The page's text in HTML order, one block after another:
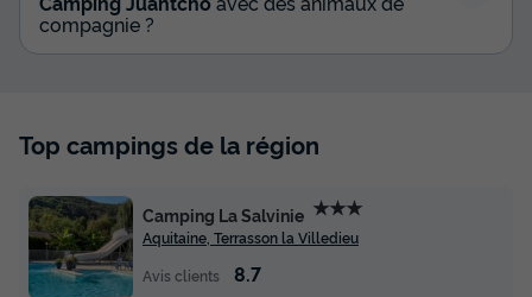
compagnie ?
Top campings de la région
Camping La Salvinie ★★★
Aquitaine, Terrasson la Villedieu
Avis clients
8.7